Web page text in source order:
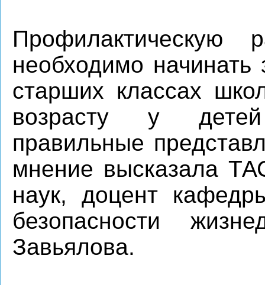
Профилактическую
необходимо
старших классах
возрасту у
правильные
мнение высказала
наук, доцент
безопасности
Завьялова.